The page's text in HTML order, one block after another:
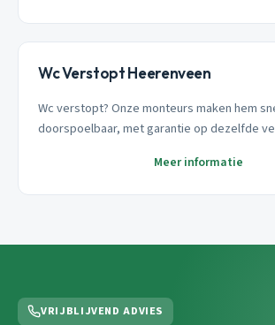
Wc Verstopt Heerenveen
Wc verstopt? Onze monteurs maken hem
doorspoelbaar, met garantie op dezelfde
Meer informatie
VRIJBLIJVEND ADVIES